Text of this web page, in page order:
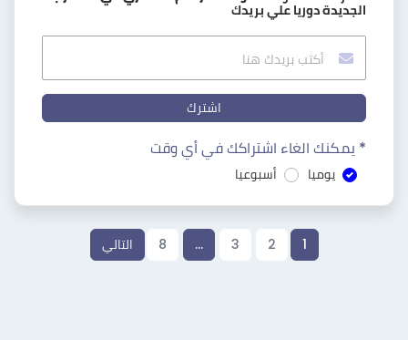
الجديدة دوريا علي بريدك
اشترك
* يمكنك الغاء اشتراكك في أي وقت
يوميا أسبوعيا
1
2
3
…
8 التالي